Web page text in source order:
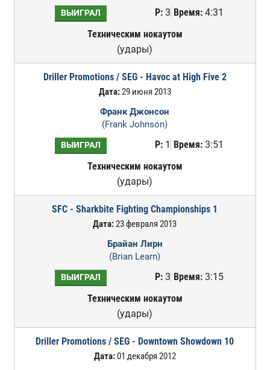
ВЫИГРАЛ Р:3 Время:4:31
Техническим нокаутом
(удары)
Driller Promotions / SEG - Havoc at High Five 2
Дата:29 июня 2013
Франк Джонсон
(Frank Johnson)
ВЫИГРАЛ Р:1 Время:3:51
Техническим нокаутом
(удары)
SFC - Sharkbite Fighting Championships 1
Дата:23 февраля 2013
Брайан Лирн
(Brian Learn)
ВЫИГРАЛ Р:3 Время:3:15
Техническим нокаутом
(удары)
Driller Promotions / SEG - Downtown Showdown 10
Дата:01 декабря 2012